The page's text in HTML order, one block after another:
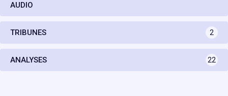
AUDIO
TRIBUNES 2
ANALYSES 22